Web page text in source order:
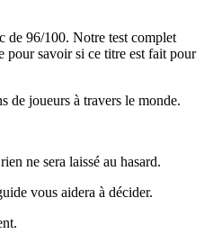
de 96/100. Notre test complet
pour savoir si ce titre est fait pour
de joueurs à travers le monde.
ne sera laissé au hasard.
vous aidera à décider.